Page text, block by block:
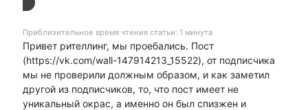
Приблизительное время чтения статьи: 1 минута
Привет рителлинг, мы проебались. Пост
(https://vk.com/wall-147914213_15522), от подписчика
мы не проверили должным образом, и как заметил
другой из подписчиков, то, что пост имеет не
уникальный окрас, а именно он был спизжен и